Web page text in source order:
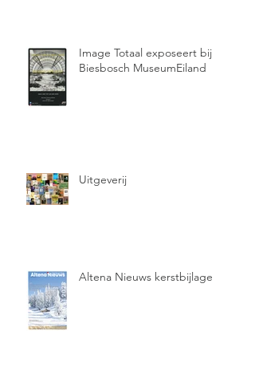
Image Totaal exposeert bij
Biesbosch MuseumEiland
Uitgeverij
Altena Nieuws kerstbijlage